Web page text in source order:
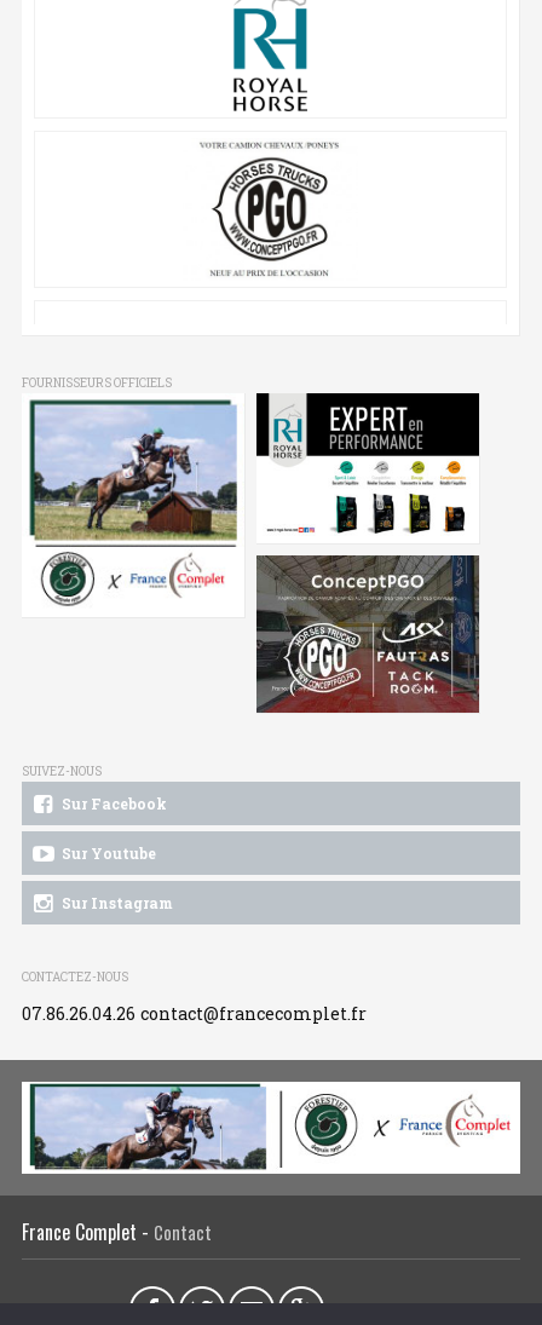
FOURNISSEURS OFFICIELS
SUIVEZ-NOUS
Sur Facebook
Sur Youtube
Sur Instagram
CONTACTEZ-NOUS
07.86.26.04.26 contact@francecomplet.fr
France Complet - Contact